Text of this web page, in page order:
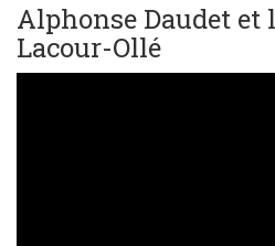
Alphonse Daudet et
Lacour-Ollé